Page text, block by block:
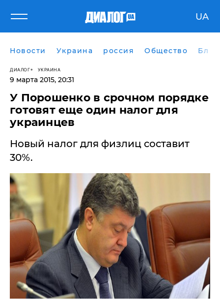
UA
Новости Украина россия Общество
ДИАЛОГ УКРАИНА
9 марта 2015, 20:31
У Порошенко в срочном порядке
готовят еще один налог для
украинцев
Новый налог для физлиц составит
30%.